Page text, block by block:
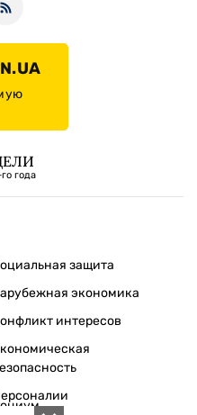
года
защита
экономика
интересов